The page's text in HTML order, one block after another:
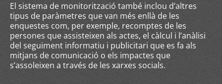
El sistema de monitorització també inclou d’altres
tipus de paràmetres que van més enllà de les
enquestes com, per exemple, recomptes de les
persones que assisteixen als actes, el càlcul i l’anàlisi
del seguiment informatiu i publicitari que es fa als
mitjans de comunicació o els impactes que
s’assoleixen a través de les xarxes socials.